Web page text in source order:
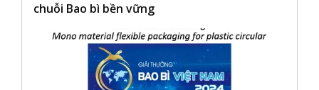
chuỗi Bao bì bền vững